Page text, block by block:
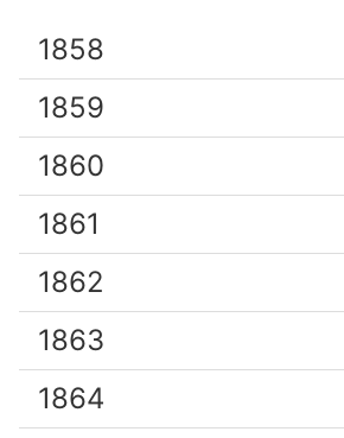
1858
1859
1860
1861
1862
1863
1864